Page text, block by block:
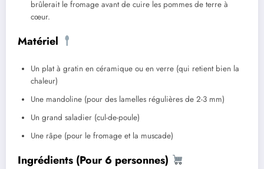
brûlerait le fromage avant de cuire les pommes de terre à
cœur.
Matériel
Un plat à gratin en céramique ou en verre (qui retient bien la
chaleur)
Une mandoline (pour des lamelles régulières de 2-3 mm)
Un grand saladier (cul-de-poule)
Une râpe (pour le fromage et la muscade)
Ingrédients (Pour 6 personnes)